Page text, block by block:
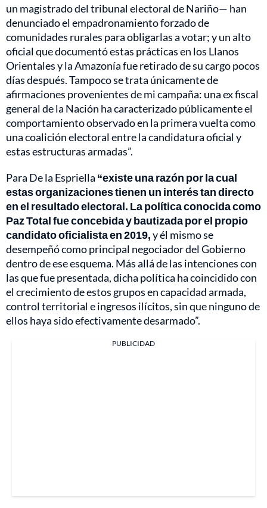
un magistrado del tribunal electoral de Nariño— han
denunciado el empadronamiento forzado de
comunidades rurales para obligarlas a votar; y un alto
oficial que documentó estas prácticas en los Llanos
Orientales y la Amazonía fue retirado de su cargo pocos
días después. Tampoco se trata únicamente de
afirmaciones provenientes de mi campaña: una ex fiscal
general de la Nación ha caracterizado públicamente el
comportamiento observado en la primera vuelta como
una coalición electoral entre la candidatura oficial y
estas estructuras armadas”.
Para De la Espriella “existe una razón por la cual
estas organizaciones tienen un interés tan directo
en el resultado electoral. La política conocida como
Paz Total fue concebida y bautizada por el propio
candidato oficialista en 2019,y él mismo se
desempeñó como principal negociador del Gobierno
dentro de ese esquema. Más allá de las intenciones con
las que fue presentada, dicha política ha coincidido con
el crecimiento de estos grupos en capacidad armada,
control territorial e ingresos ilícitos, sin que ninguno de
ellos haya sido efectivamente desarmado”.
PUBLICIDAD